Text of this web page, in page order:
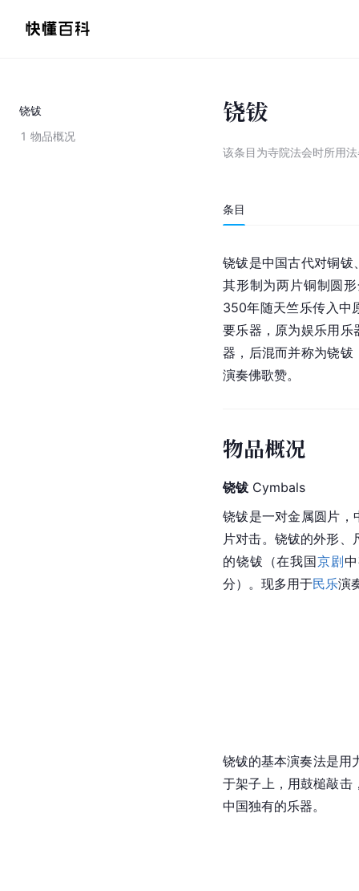
铙钹
1 物品概况
铙钹
该条目为寺院法会时所用
条目
铙钹是中国古代对铜钹
其形制为两片铜制圆
350年随天竺乐传入中
要乐器，原为娱乐用乐
器，后混而并称为铙钹
演奏佛歌赞。
物品概况
铙钹 Cymbals
铙钹是一对金属圆片，
片对击。铙钹的外形
的铙钹（在我国京剧
分）。现多用于民乐演
铙钹的基本演奏法是用
于架子上，用鼓槌敲击
中国独有的乐器。